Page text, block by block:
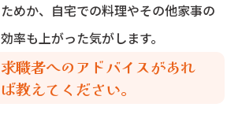
ためか、自宅での料理やその他家事の
効率も上がった気がします。
求職者へのアドバイスがあれ
ば教えてください。